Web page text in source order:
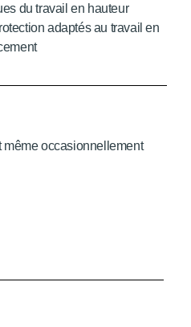
du travail en hauteur
adaptés au travail en
même occasionnellement